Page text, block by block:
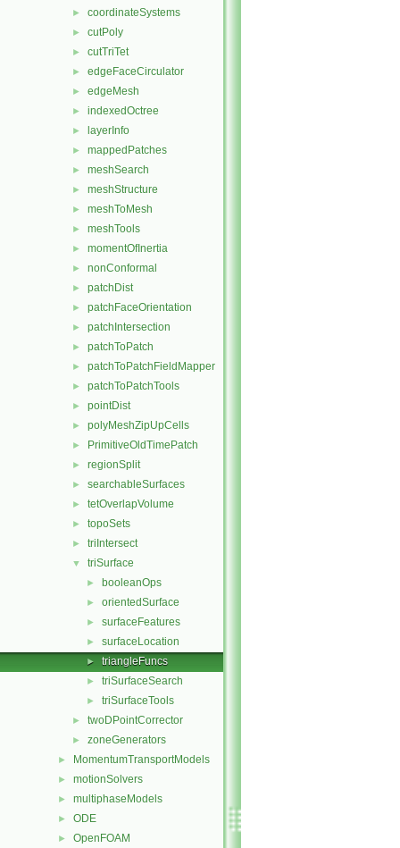
► coordinateSystems
► cutPoly
► cutTriTet
► edgeFaceCirculator
► edgeMesh
► indexedOctree
► layerInfo
► mappedPatches
► meshSearch
► meshStructure
► meshToMesh
► meshTools
► momentOfInertia
► nonConformal
► patchDist
► patchFaceOrientation
► patchIntersection
► patchToPatch
► patchToPatchFieldMapper
► patchToPatchTools
► pointDist
► polyMeshZipUpCells
► PrimitiveOldTimePatch
► regionSplit
► searchableSurfaces
► tetOverlapVolume
► topoSets
► triIntersect
▼ triSurface
► booleanOps
► orientedSurface
► surfaceFeatures
► surfaceLocation
► triangleFuncs
► triSurfaceSearch
► triSurfaceTools
► twoDPointCorrector
► zoneGenerators
► MomentumTransportModels
► motionSolvers
► multiphaseModels
► ODE
► OpenFOAM